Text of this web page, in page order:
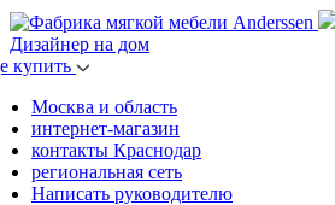
Дизайнер на дом
купить
Москва и область
интернет-магазин
контакты Краснодар
региональная сеть
Написать руководителю